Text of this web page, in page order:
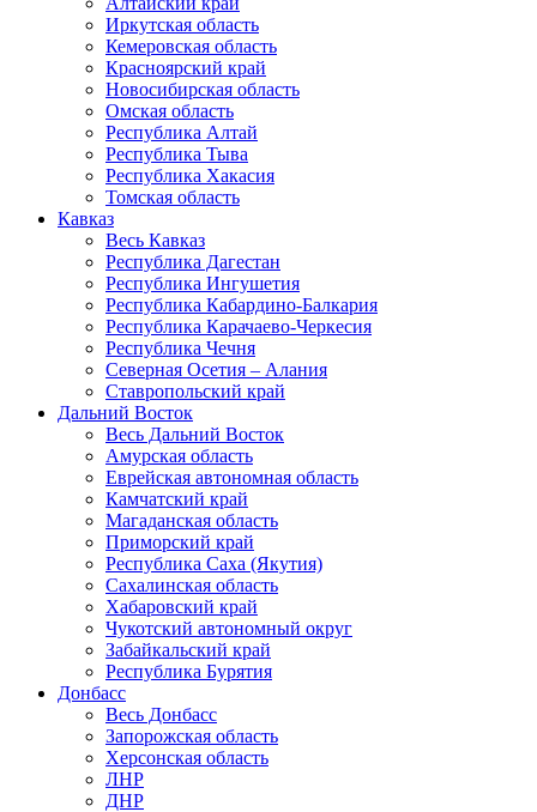
Иркутская область
Кемеровская область
Красноярский край
Новосибирская область
Омская область
Республика Алтай
Республика Тыва
Республика Хакасия
Томская область
Кавказ
Весь Кавказ
Республика Дагестан
Республика Ингушетия
Республика Кабардино-Балкария
Республика Карачаево-Черкесия
Республика Чечня
Северная Осетия – Алания
Ставропольский край
Дальний Восток
Весь Дальний Восток
Амурская область
Еврейская автономная область
Камчатский край
Магаданская область
Приморский край
Республика Саха (Якутия)
Сахалинская область
Хабаровский край
Чукотский автономный округ
Забайкальский край
Республика Бурятия
Донбасс
Весь Донбасс
Запорожская область
Херсонская область
ЛНР
ДНР